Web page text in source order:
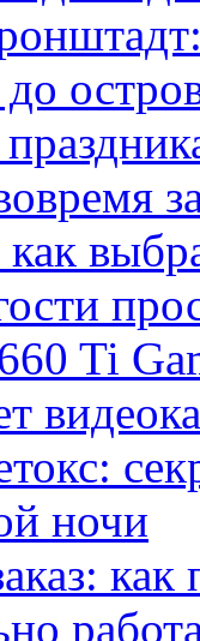
Ti
ночи